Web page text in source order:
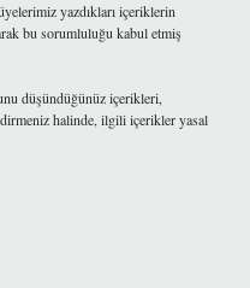
yazdıkları içeriklerin
bu sorumluluğu kabul etmiş
düşündüğünüz içerikleri,
halinde, ilgili içerikler yasal